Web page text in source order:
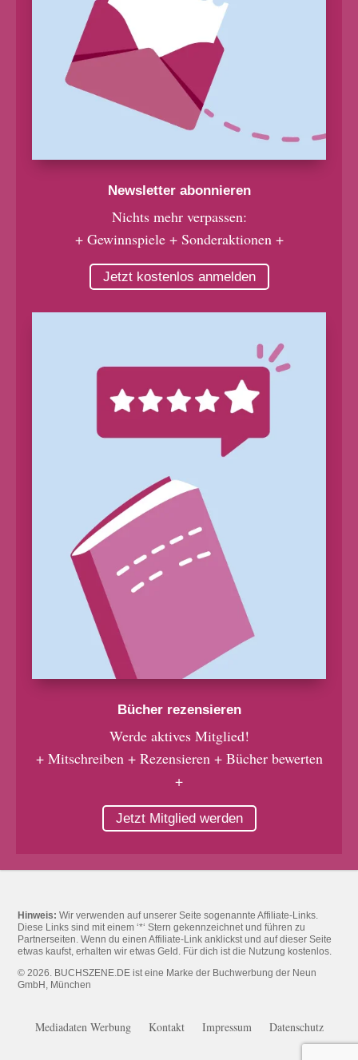
Newsletter abonnieren
Nichts mehr verpassen:
+ Gewinnspiele + Sonderaktionen +
Jetzt kostenlos anmelden
Bücher rezensieren
Werde aktives Mitglied!
+ Mitschreiben + Rezensieren + Bücher bewerten
+
Jetzt Mitglied werden
Hinweis: Wir verwenden auf unserer Seite sogenannte Affiliate-Links.
Diese Links sind mit einem ‘*‘ Stern gekennzeichnet und führen zu
Partnerseiten. Wenn du einen Affiliate-Link anklickst und auf dieser Seite
etwas kaufst, erhalten wir etwas Geld. Für dich ist die Nutzung kostenlos.
© 2026. BUCHSZENE.DE ist eine Marke der Buchwerbung der Neun
GmbH, München
Mediadaten Werbung Kontakt Impressum Datenschutz